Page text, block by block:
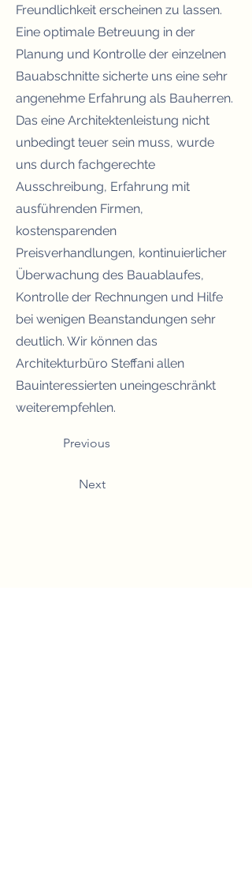
Freundlichkeit erscheinen zu lassen.
Eine optimale Betreuung in der
Planung und Kontrolle der einzelnen
Bauabschnitte sicherte uns eine sehr
angenehme Erfahrung als Bauherren.
Das eine Architektenleistung nicht
unbedingt teuer sein muss, wurde
uns durch fachgerechte
Ausschreibung, Erfahrung mit
ausführenden Firmen,
kostensparenden
Preisverhandlungen, kontinuierlicher
Überwachung des Bauablaufes,
Kontrolle der Rechnungen und Hilfe
bei wenigen Beanstandungen sehr
deutlich. Wir können das
Architekturbüro Steffani allen
Bauinteressierten uneingeschränkt
weiterempfehlen.
Previous
Next